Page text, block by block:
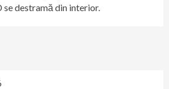
se destramă din interior.